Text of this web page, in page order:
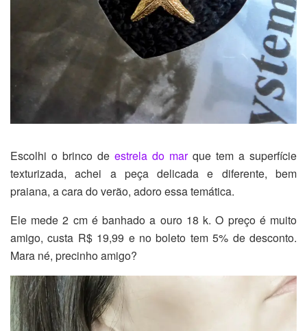
Escolhi o brinco de estrela do marque tem a superfície
texturizada, achei a peça delicada e diferente, bem
praiana, a cara do verão, adoro essa temática.
Ele mede 2 cm é banhado a ouro 18 k. O preço é muito
amigo, custa R$ 19,99 e no boleto tem 5% de desconto.
Mara né, precinho amigo?